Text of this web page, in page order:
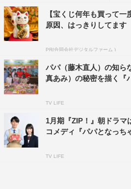
公式Twitter／公式Instagram／公式
@asazipdrama_ntv
©日本テレビ
パパとなっちゃんのお弁当
【宝くじ何年も買って一
原因、はっきりしてます
PR(合同会社デジタルファーム )
パパ（藤木直人）の知ら
真あみ）の秘密を描く『
TV LIFE
1月期『ZIP！』朝ドラマ
コメディ『パパとなっち
TV LIFE